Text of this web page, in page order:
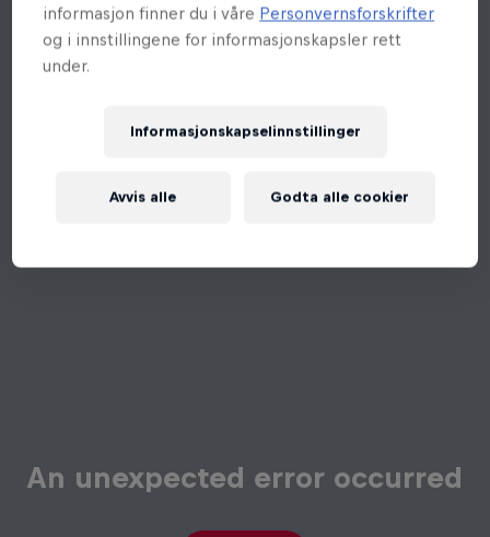
An unexpected error occurred
informasjon finner du i våre Personvernsforskrifter
og i innstillingene for informasjonskapsler rett
under.
Informasjonskapselinnstillinger
Avvis alle Godta alle cookier